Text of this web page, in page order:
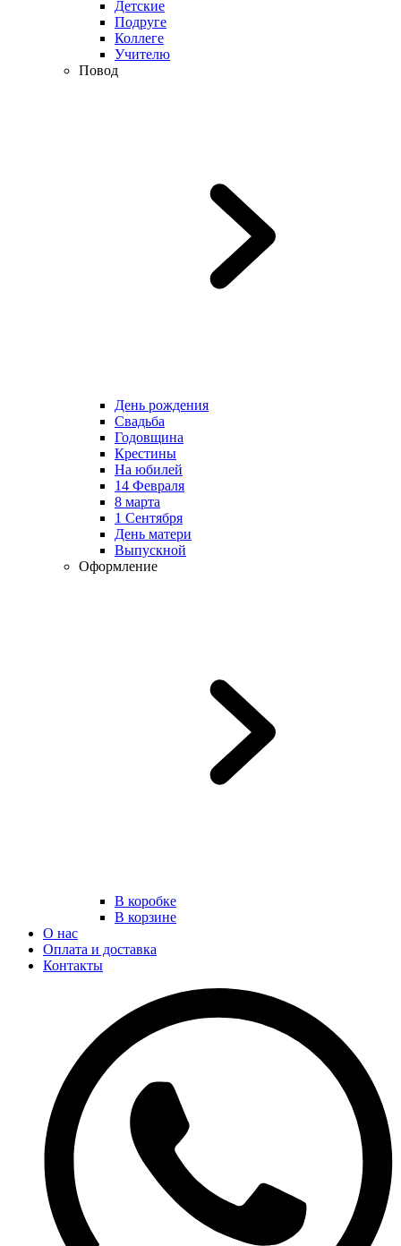
Детские
Подруге
Коллеге
Учителю
Повод
День рождения
Свадьба
Годовщина
Крестины
На юбилей
14 Февраля
8 марта
1 Сентября
День матери
Выпускной
Оформление
В коробке
В корзине
О нас
Оплата и доставка
Контакты